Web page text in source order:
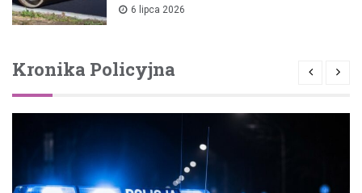
6 lipca 2026
Kronika Policyjna